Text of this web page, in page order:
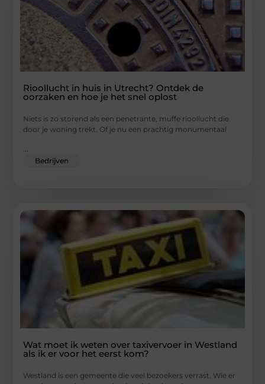
Rioollucht in huis in Utrecht? Ontdek de
oorzaken en hoe je het snel oplost
Niets is zo storend als een penetrante, muffe rioollucht die
door je woning trekt. Of je nu een prachtig monumentaal
Bedrijven
Wat moet ik weten over taxivervoer in Westland
als ik er voor het eerst kom?
Westland is een gemeente die veel bezoekers verrast. Wie er